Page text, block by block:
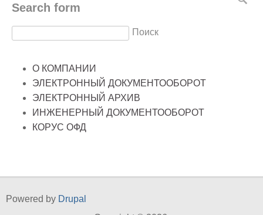
Search form
Поиск
О КОМПАНИИ
ЭЛЕКТРОННЫЙ ДОКУМЕНТООБОРОТ
ЭЛЕКТРОННЫЙ АРХИВ
ИНЖЕНЕРНЫЙ ДОКУМЕНТООБОРОТ
КОРУС ОФД
Powered by Drupal